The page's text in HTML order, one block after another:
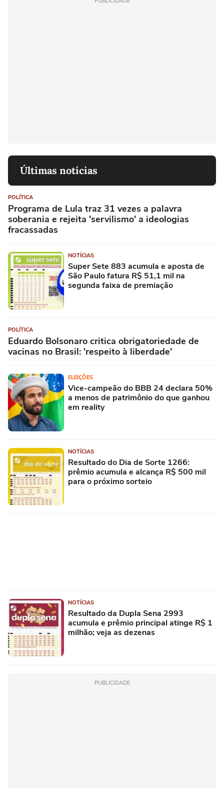
Últimas notícias
POLÍTICA
Programa de Lula traz 31 vezes a palavra
soberania e rejeita 'servilismo' a ideologias
fracassadas
NOTÍCIAS
Super Sete 883 acumula e aposta de
São Paulo fatura R$ 51,1 mil na
segunda faixa de premiação
POLÍTICA
Eduardo Bolsonaro critica obrigatoriedade de
vacinas no Brasil: 'respeito à liberdade'
ELEIÇÕES
Vice-campeão do BBB 24 declara 50%
a menos de patrimônio do que ganhou
em reality
NOTÍCIAS
Resultado do Dia de Sorte 1266:
prêmio acumula e alcança R$ 500 mil
para o próximo sorteio
NOTÍCIAS
Resultado da Dupla Sena 2993
acumula e prêmio principal atinge R$ 1
milhão; veja as dezenas
PUBLICIDADE